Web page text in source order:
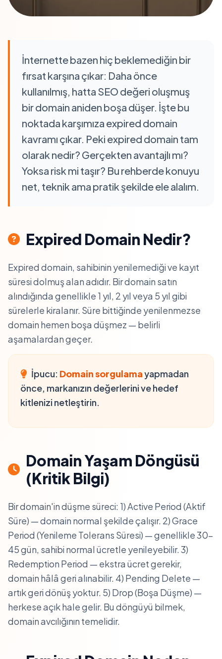
İnternette bazen hiç beklemediğin bir
fırsat karşına çıkar: Daha önce
kullanılmış, hatta SEO değeri oluşmuş
bir domain aniden boşa düşer. İşte bu
noktada karşımıza expired domain
kavramı çıkar. Peki expired domain tam
olarak nedir? Gerçekten avantajlı mı?
Yoksa risk mi taşır? Bu rehberde konuyu
net, teknik ama pratik şekilde ele alalım.
Expired Domain Nedir?
Expired domain, sahibinin yenilemediği ve kayıt
süresi dolmuş alan adıdır. Bir domain satın
alındığında genellikle 1 yıl, 2 yıl veya 5 yıl gibi
sürelerle kiralanır. Süre bittiğinde yenilenmezse
domain hemen boşa düşmez — belirli
aşamalardan geçer.
İpucu: Domain sorgulamayapmadan
önce, markanızın değerlerini ve hedef
kitlenizi netleştirin.
Domain Yaşam Döngüsü
(Kritik Bilgi)
Bir domain'in düşme süreci: 1) Active Period (Aktif
Süre) — domain normal şekilde çalışır. 2) Grace
Period (Yenileme Tolerans Süresi) — genellikle 30–
45 gün, sahibi normal ücretle yenileyebilir. 3)
Redemption Period — ekstra ücret gerekir,
domain hâlâ geri alınabilir. 4) Pending Delete —
artık geri dönüş yoktur. 5) Drop (Boşa Düşme) —
herkese açık hale gelir. Bu döngüyü bilmek,
domain avcılığının temelidir.